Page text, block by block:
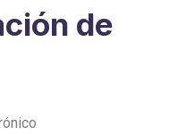
de